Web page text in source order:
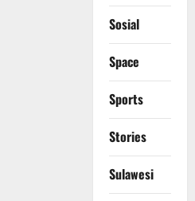
Sosial
Space
Sports
Stories
Sulawesi